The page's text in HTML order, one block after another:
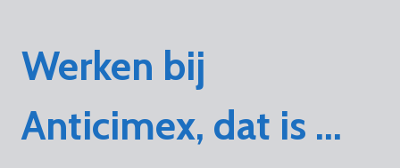
Werken bij
Anticimex, dat is ...